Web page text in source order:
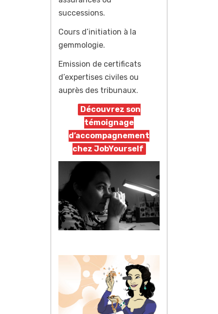
successions.
Cours d’initiation à la
gemmologie.
Emission de certificats
d’expertises civiles ou
auprès des tribunaux.
Découvrez son
témoignage
d’accompagnement
chez JobYourself